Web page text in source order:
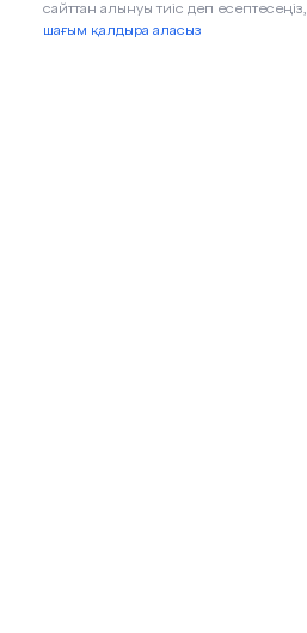
Бір әріптен тұратын
сайттан алынуы тиіс деп есептесеңіз,
шағым қалдыра аласыз